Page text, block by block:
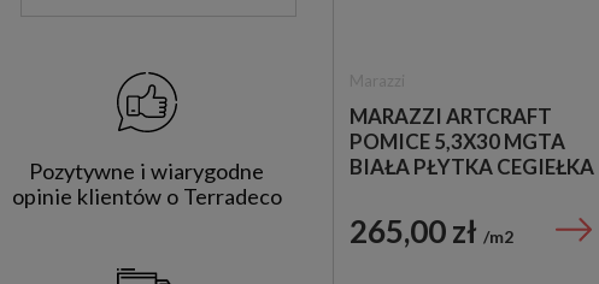
Pozytywne i wiarygodne
opinie klientów o Terradeco
MARAZZI ARTCRAFT
POMICE 5,3X30 MGTA
BIAŁA PŁYTKA CEGIEŁKA
265,00 zł m2